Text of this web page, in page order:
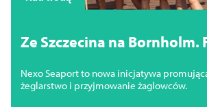
Ze Szczecina na Bornholm.
Nexo Seaport to nowa inicjatywa
żeglarstwo i przyjmowanie żaglowców.